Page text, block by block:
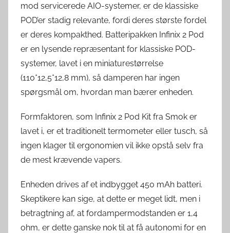
mod servicerede AIO-systemer, er de klassiske
POD’er stadig relevante, fordi deres største fordel
er deres kompakthed. Batteripakken Infinix 2 Pod
er en lysende repræsentant for klassiske POD-
systemer, lavet i en miniaturestørrelse
(110*12,5*12,8 mm), så damperen har ingen
spørgsmål om, hvordan man bærer enheden.
Formfaktoren, som Infinix 2 Pod Kit fra Smok er
lavet i, er et traditionelt termometer eller tusch, så
ingen klager til ergonomien vil ikke opstå selv fra
de mest krævende vapers.
Enheden drives af et indbygget 450 mAh batteri.
Skeptikere kan sige, at dette er meget lidt, men i
betragtning af, at fordampermodstanden er 1,4
ohm, er dette ganske nok til at få autonomi for en